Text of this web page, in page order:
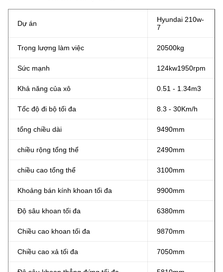
Dự án
Hyundai 210w-
7
Trọng lượng làm việc 20500kg
Sức mạnh 124kw1950rpm
Khả năng của xô 0.51 - 1.34m3
Tốc độ đi bộ tối đa 8.3 - 30Km/h
tổng chiều dài 9490mm
chiều rộng tổng thể 2490mm
chiều cao tổng thể 3100mm
Khoảng bán kính khoan tối đa 9900mm
Độ sâu khoan tối đa 6380mm
Chiều cao khoan tối đa 9870mm
Chiều cao xả tối đa 7050mm